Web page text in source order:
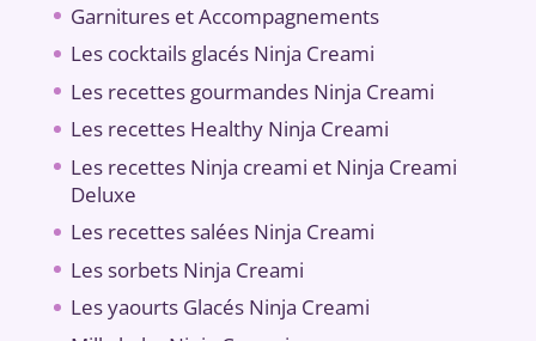
Garnitures et Accompagnements
Les cocktails glacés Ninja Creami
Les recettes gourmandes Ninja Creami
Les recettes Healthy Ninja Creami
Les recettes Ninja creami et Ninja Creami
Deluxe
Les recettes salées Ninja Creami
Les sorbets Ninja Creami
Les yaourts Glacés Ninja Creami